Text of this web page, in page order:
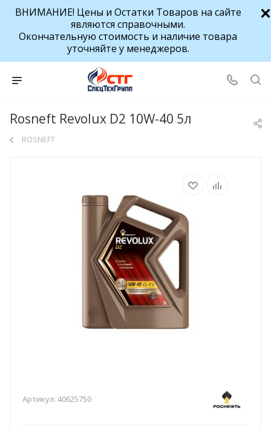
ВНИМАНИЕ! Цены и Остатки Товаров на сайте
являются справочными.
Окончательную стоимость и наличие товара
уточняйте у менеджеров.
Rosneft Revolux D2 10W-40 5л
ROSNEFT
Артикул: 40625750